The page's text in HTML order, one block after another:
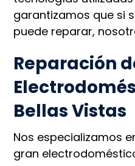
garantizamos que si
puede reparar,
Reparación
Bellas Vistas
Nos especializamos
gran